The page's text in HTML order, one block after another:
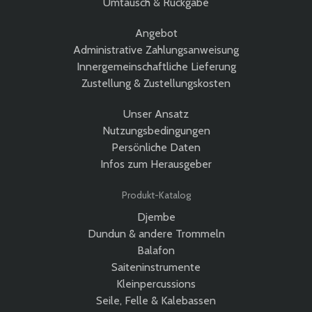
Angebot
Administrative Zahlungsanweisung
Innergemeinschaftliche Lieferung
Zustellung & Zustellungskosten
Unser Ansatz
Nutzungsbedingungen
Persönliche Daten
Infos zum Herausgeber
Produkt-Katalog
Djembe
Dundun & andere Trommeln
Balafon
Saiteninstrumente
Kleinpercussions
Seile, Felle & Kalebassen